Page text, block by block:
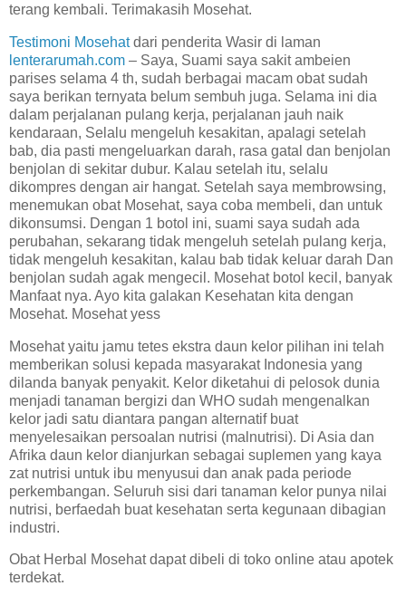
terang kembali. Terimakasih Mosehat.
Testimoni Mosehatdari penderita Wasir di laman
lenterarumah.com – Saya, Suami saya sakit ambeien
parises selama 4 th, sudah berbagai macam obat sudah
saya berikan ternyata belum sembuh juga. Selama ini dia
dalam perjalanan pulang kerja, perjalanan jauh naik
kendaraan, Selalu mengeluh kesakitan, apalagi setelah
bab, dia pasti mengeluarkan darah, rasa gatal dan benjolan
benjolan di sekitar dubur. Kalau setelah itu, selalu
dikompres dengan air hangat. Setelah saya membrowsing,
menemukan obat Mosehat, saya coba membeli, dan untuk
dikonsumsi. Dengan 1 botol ini, suami saya sudah ada
perubahan, sekarang tidak mengeluh setelah pulang kerja,
tidak mengeluh kesakitan, kalau bab tidak keluar darah Dan
benjolan sudah agak mengecil. Mosehat botol kecil, banyak
Manfaat nya. Ayo kita galakan Kesehatan kita dengan
Mosehat. Mosehat yess
Mosehat yaitu jamu tetes ekstra daun kelor pilihan ini telah
memberikan solusi kepada masyarakat Indonesia yang
dilanda banyak penyakit. Kelor diketahui di pelosok dunia
menjadi tanaman bergizi dan WHO sudah mengenalkan
kelor jadi satu diantara pangan alternatif buat
menyelesaikan persoalan nutrisi (malnutrisi). Di Asia dan
Afrika daun kelor dianjurkan sebagai suplemen yang kaya
zat nutrisi untuk ibu menyusui dan anak pada periode
perkembangan. Seluruh sisi dari tanaman kelor punya nilai
nutrisi, berfaedah buat kesehatan serta kegunaan dibagian
industri.
Obat Herbal Mosehat dapat dibeli di toko online atau apotek
terdekat.